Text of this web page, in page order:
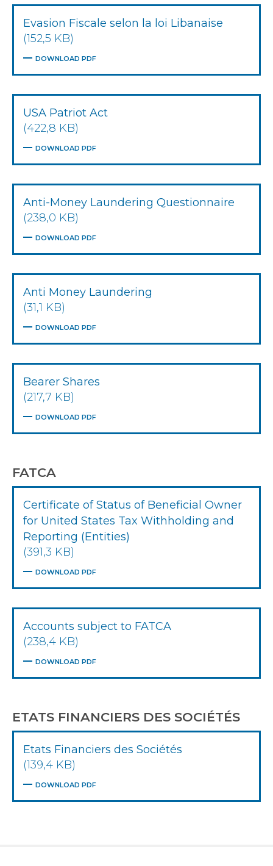
Evasion Fiscale selon la loi Libanaise
(152,5 KB)
DOWNLOAD PDF
USA Patriot Act
(422,8 KB)
DOWNLOAD PDF
Anti-Money Laundering Questionnaire
(238,0 KB)
DOWNLOAD PDF
Anti Money Laundering
(31,1 KB)
DOWNLOAD PDF
Bearer Shares
(217,7 KB)
DOWNLOAD PDF
FATCA
Certificate of Status of Beneficial Owner
for United States Tax Withholding and
Reporting (Entities)
(391,3 KB)
DOWNLOAD PDF
Accounts subject to FATCA
(238,4 KB)
DOWNLOAD PDF
ETATS FINANCIERS DES SOCIÉTÉS
Etats Financiers des Sociétés
(139,4 KB)
DOWNLOAD PDF